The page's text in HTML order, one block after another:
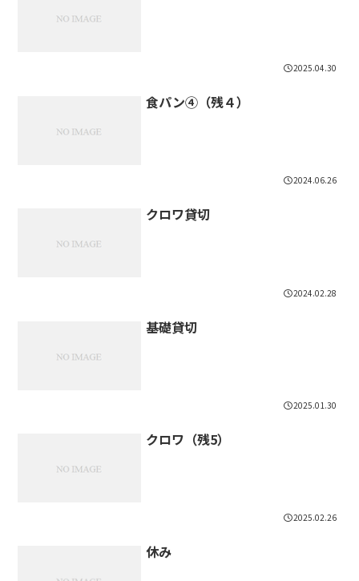
2025.04.30
食パン④（残４）
2024.06.26
クロワ貸切
2024.02.28
基礎貸切
2025.01.30
クロワ（残5）
2025.02.26
休み